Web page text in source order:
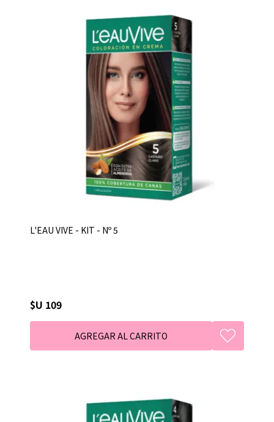
L'EAU VIVE - KIT - Nº 5
$U 109